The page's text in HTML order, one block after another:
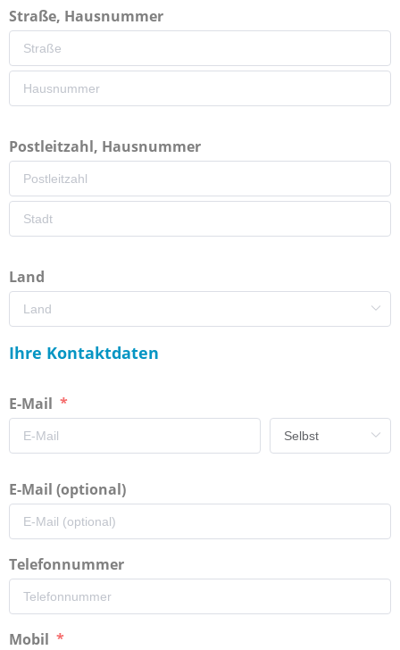
Straße, Hausnummer
Postleitzahl, Hausnummer
Land
Ihre Kontaktdaten
E-Mail
E-Mail (optional)
Telefonnummer
Mobil